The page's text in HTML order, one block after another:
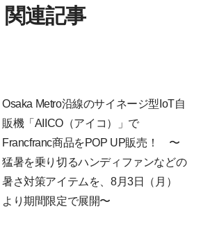
関連記事
Osaka Metro沿線のサイネージ型IoT自
販機「AIICO（アイコ）」で
Francfranc商品をPOP UP販売！ 〜
猛暑を乗り切るハンディファンなどの
暑さ対策アイテムを、8月3日（月）
より期間限定で展開〜